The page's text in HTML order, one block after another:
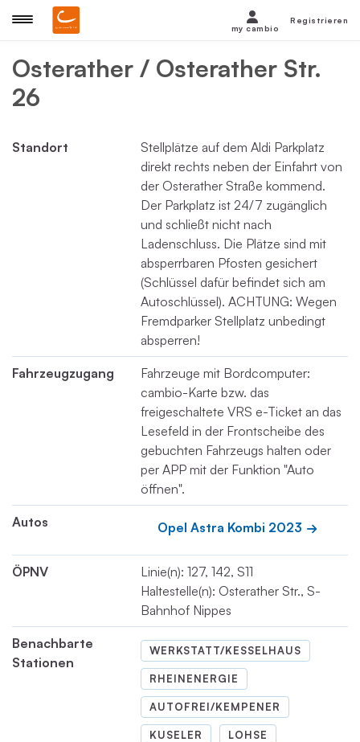
Osterather / Osterather Str.
26
Standort
Stellplätze auf dem Aldi Parkplatz
direkt rechts neben der Einfahrt von
der Osterather Straße kommend.
Der Parkplatz ist 24/7 zugänglich
und schließt nicht nach
Ladenschluss. Die Plätze sind mit
absperrbaren Pfosten gesichert
(Schlüssel dafür befindet sich am
Autoschlüssel). ACHTUNG: Wegen
Fremdparker Stellplatz unbedingt
absperren!
Fahrzeugzugang
Fahrzeuge mit Bordcomputer:
cambio-Karte bzw. das
freigeschaltete VRS e-Ticket an das
Lesefeld in der Frontscheibe des
gebuchten Fahrzeugs halten oder
per APP mit der Funktion "Auto
öffnen".
Autos Opel Astra Kombi 2023
ÖPNV
Linie(n): 127, 142, S11
Haltestelle(n): Osterather Str., S-
Bahnhof Nippes
Benachbarte
Stationen
WERKSTATT/KESSELHAUS
RHEINENERGIE
AUTOFREI/KEMPENER
KUSELER LOHSE
my cambio
Registrieren